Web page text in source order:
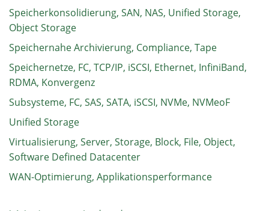
Speicherkonsolidierung, SAN, NAS, Unified Storage,
Object Storage
Speichernahe Archivierung, Compliance, Tape
Speichernetze, FC, TCP/IP, iSCSI, Ethernet, InfiniBand,
RDMA, Konvergenz
Subsysteme, FC, SAS, SATA, iSCSI, NVMe, NVMeoF
Unified Storage
Virtualisierung, Server, Storage, Block, File, Object,
Software Defined Datacenter
WAN-Optimierung, Applikationsperformance